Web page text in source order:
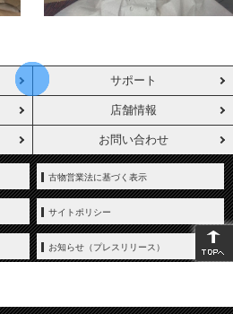
サポート
店舗情報
お問い合わせ
古物営業法に基づく表示
サイトポリシー
お知らせ（プレスリリース）